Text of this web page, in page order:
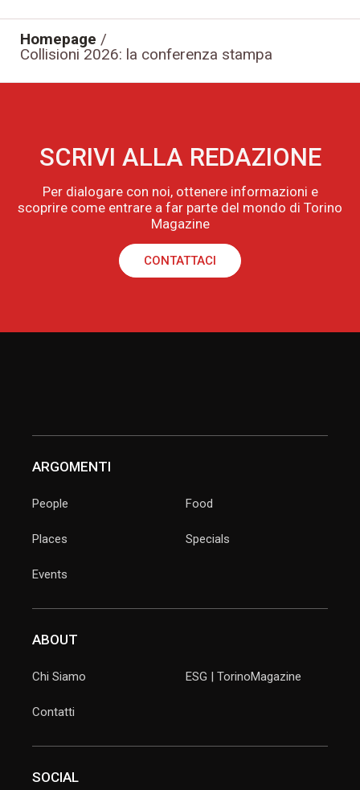
Homepage /
Collisioni 2026: la conferenza stampa
SCRIVI ALLA REDAZIONE
Per dialogare con noi, ottenere informazioni e
scoprire come entrare a far parte del mondo di Torino
Magazine
CONTATTACI
ARGOMENTI
People
Places
Events
Food
Specials
ABOUT
Chi Siamo
Contatti
ESG | TorinoMagazine
SOCIAL